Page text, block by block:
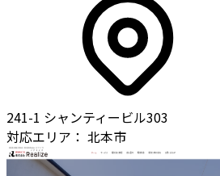
241-1 シャンティービル303
対応エリア： 北本市